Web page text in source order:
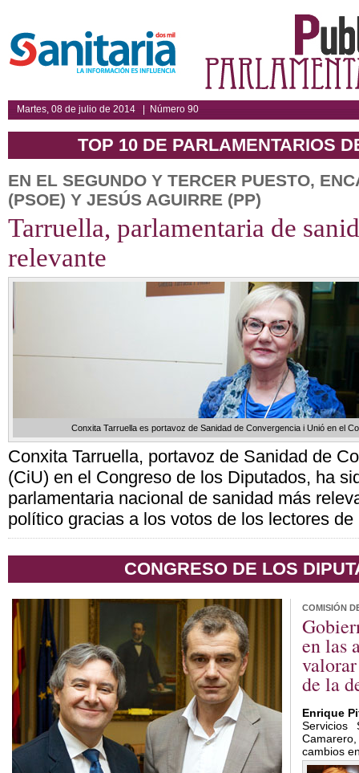
Martes, 08 de julio de 2014 | Número 90
TOP 10 DE PARLAMENTARIOS
EN EL SEGUNDO Y TERCER PUESTO,
(PSOE) Y JESÚS AGUIRRE (PP)
Tarruella, parlamentaria de
relevante
Conxita Tarruella es portavoz de Sanidad de Convergencia i Unió en el
Conxita Tarruella, portavoz de Sanidad de
(CiU) en el Congreso de los Diputados, ha
parlamentaria nacional de sanidad más
político gracias a los votos de los lectores
CONGRESO DE LOS
COMISIÓN
en las
de la
Enrique
Servicios
cambios